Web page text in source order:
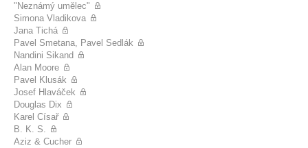
"Neznámý umělec"
Simona Vladikova
Jana Tichá
Pavel Smetana, Pavel Sedlák
Nandini Sikand
Alan Moore
Pavel Klusák
Josef Hlaváček
Douglas Dix
Karel Císař
B. K. S.
Aziz & Cucher